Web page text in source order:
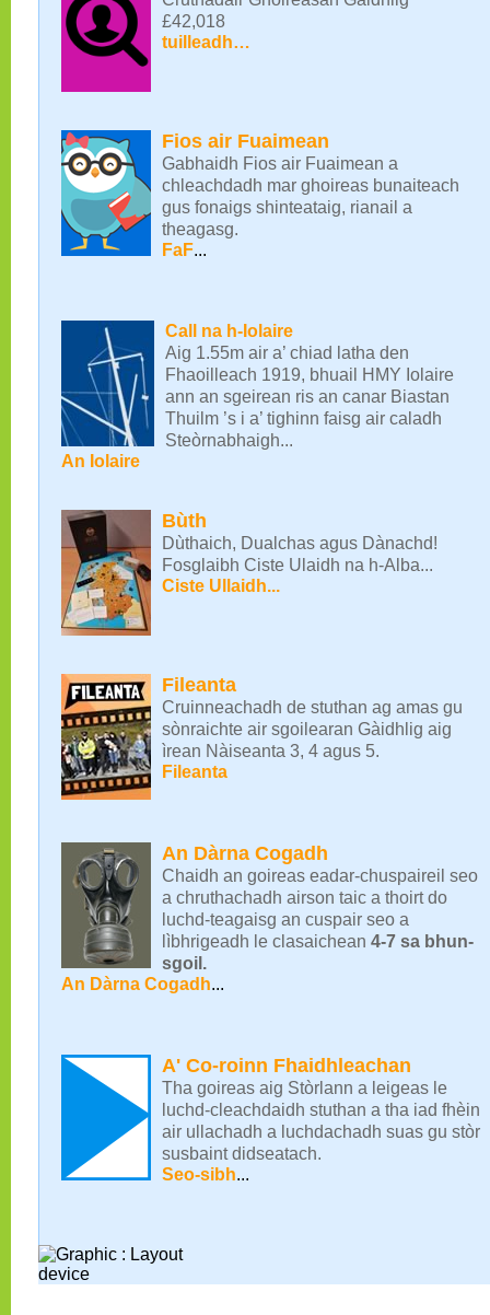
£42,018
tuilleadh…
Fios air Fuaimean
Gabhaidh Fios air Fuaimean a
chleachdadh mar ghoireas bunaiteach
gus fonaigs shinteataig, rianail a
theagasg.
FaF...
Call na h-Iolaire
Aig 1.55m air a’ chiad latha den
Fhaoilleach 1919, bhuail HMY Iolaire
ann an sgeirean ris an canar Biastan
Thuilm ’s i a’ tighinn faisg air caladh
Steòrnabhaigh...
An Iolaire
Bùth
Dùthaich, Dualchas agus Dànachd!
Fosglaibh Ciste Ulaidh na h-Alba...
Ciste Ullaidh...
Fileanta
Cruinneachadh de stuthan ag amas gu
sònraichte air sgoilearan Gàidhlig aig
ìrean Nàiseanta 3, 4 agus 5.
Fileanta
An Dàrna Cogadh
Chaidh an goireas eadar-chuspaireil seo
a chruthachadh airson taic a thoirt do
luchd-teagaisg an cuspair seo a
lìbhrigeadh le clasaichean 4-7 sa bhun-
sgoil.
An Dàrna Cogadh...
A' Co-roinn Fhaidhleachan
Tha goireas aig Stòrlann a leigeas le
luchd-cleachdaidh stuthan a tha iad fhèin
air ullachadh a luchdachadh suas gu stòr
susbaint didseatach.
Seo-sibh...